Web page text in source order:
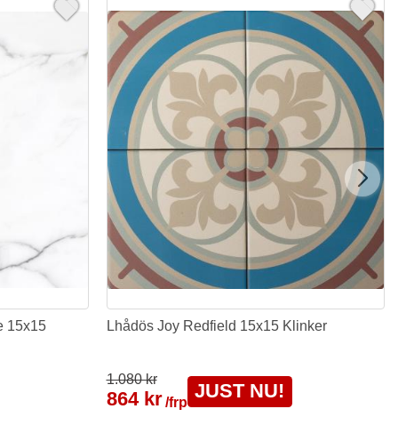
15x15 Lhådös Joy Redfield 15x15 Klinker
1.080 kr
864 kr /frp
JUST NU!